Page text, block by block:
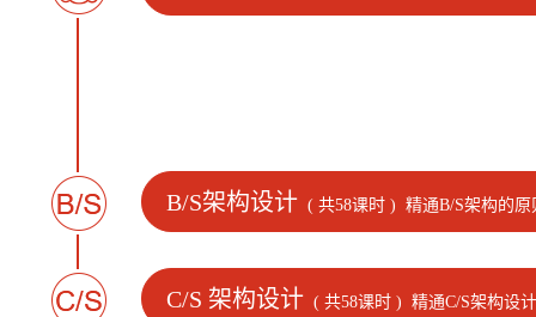
B/S架构设计 ( 共58课时 ) 精通B/S架构的
C/S 架构设计 ( 共58课时 ) 精通C/S架构设